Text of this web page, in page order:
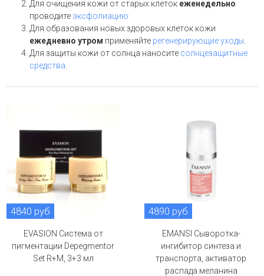
Для очищения кожи от старых клеток еженедельно
проводите эксфолиацию
Для образования новых здоровых клеток кожи
ежедневно утром применяйте регенерирующие уходы
Для защиты кожи от солнца наносите солнцезащитные
средства
4840 руб
EVASION Система от
пигментации Depegmentor
Set R+M, 3+3 мл
4890 руб
EMANSI Сыворотка-
ингибитор синтеза и
транспорта, активатор
распада меланина